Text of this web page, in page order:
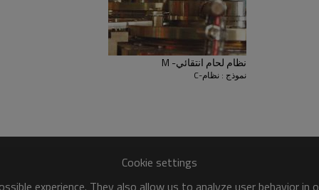
نظام لحام انتقائي- M
نموذج : نظام-C
Cookie settings
experience. They also allow us to analyze user behavior